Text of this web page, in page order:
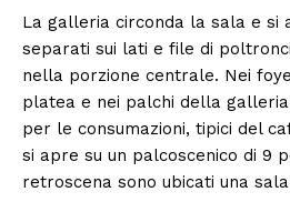
CONTENUTI
ECONOMIA
Esclusive
La galleria circonda la sala e si
separati sui lati e file di
nella porzione centrale. Nei
platea e nei palchi della
per le consumazioni, tipici del
si apre su un palcoscenico di 9
retroscena sono ubicati una